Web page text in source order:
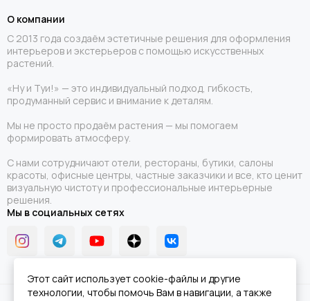
О компании
С 2013 года создаём эстетичные решения для оформления
интерьеров и экстерьеров с помощью искусственных
растений.
«Ну и Туи!» — это индивидуальный подход, гибкость,
продуманный сервис и внимание к деталям.
Мы не просто продаём растения — мы помогаем
формировать атмосферу.
С нами сотрудничают отели, рестораны, бутики, салоны
красоты, офисные центры, частные заказчики и все, кто ценит
визуальную чистоту и профессиональные интерьерные
решения.
Мы в социальных сетях
Этот сайт использует cookie-файлы и другие
технологии, чтобы помочь Вам в навигации, а также